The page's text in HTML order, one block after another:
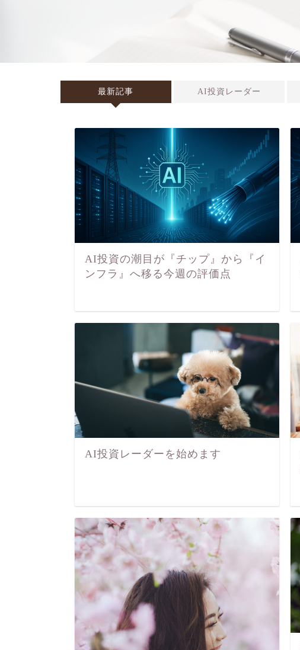
最新記事 AI投資レーダー
AI投資の潮目が『チップ』から『イ
ンフラ』へ移る今週の評価点
AI投資レーダーを始めます